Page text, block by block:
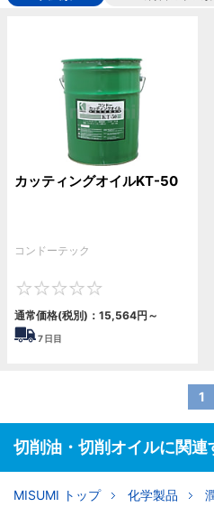
カッティングオイルKT-50
コンドーテック
通常価格(税別)： 15,564円 ～
7日目
1
切削油・切削オイルに関連
MISUMI トップ 化学製品